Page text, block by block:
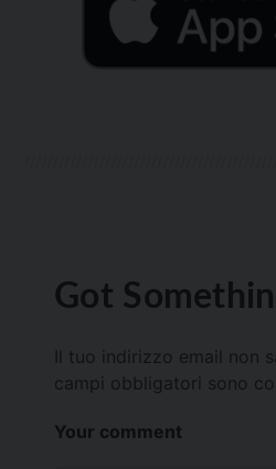
Got
Il tuo indirizzo email non
campi obbligatori sono
Your comment